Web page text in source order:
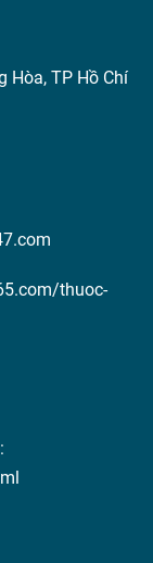
Hòa, TP Hồ Chí
thuoc-